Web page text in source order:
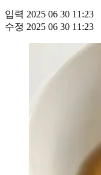
입력 2025 06 30 11:23
수정 2025 06 30 11:23